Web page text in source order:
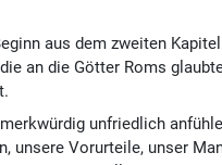
aus dem zweiten
an die Götter Roms
unfriedlich
Vorurteile, unser